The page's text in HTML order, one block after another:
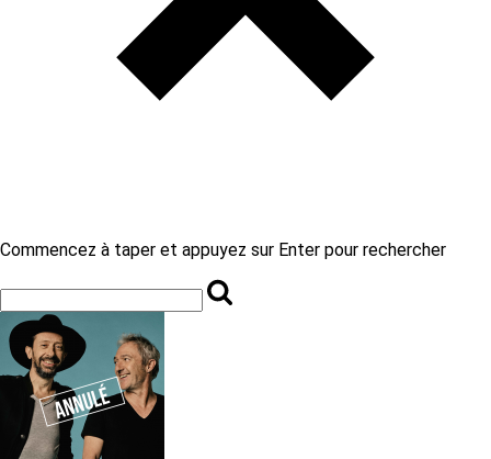
Commencez à taper et appuyez sur Enter pour rechercher